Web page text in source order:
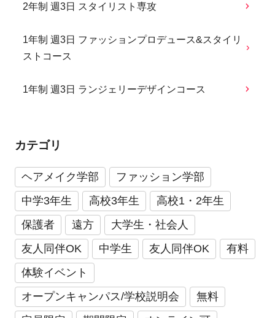
2年制 週3日 スタイリスト専攻
1年制 週3日 ファッションプロデュース&スタイリ
ストコース
1年制 週3日 ランジェリーデザインコース
カテゴリ
ヘアメイク学部
ファッション学部
中学3年生
高校3年生
高校1・2年生
保護者
遠方
大学生・社会人
友人同伴OK
中学生 友人同伴OK
有料
体験イベント
オープンキャンパス/学校説明会
無料